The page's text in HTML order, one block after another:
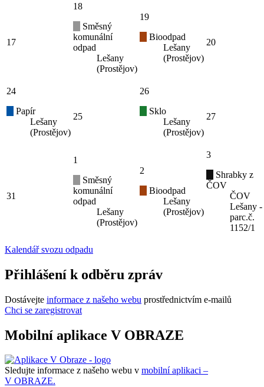
17
18
Směsný
komunální
odpad
Lešany
(Prostějov)
19
Bioodpad
Lešany
(Prostějov)
20
24
Papír
Lešany
(Prostějov)
25
26
Sklo
Lešany
(Prostějov)
27
31
1
Směsný
komunální
odpad
Lešany
(Prostějov)
2
Bioodpad
Lešany
(Prostějov)
3
Shrabky z
ČOV
ČOV
Lešany -
parc.č.
1152/1
Kalendář svozu odpadu
Přihlášení k odběru zpráv
Dostávejte informace z našeho webu prostřednictvím e-mailů
Chci se zaregistrovat
Mobilní aplikace V OBRAZE
Sledujte informace z našeho webu v mobilní aplikaci –
V OBRAZE.